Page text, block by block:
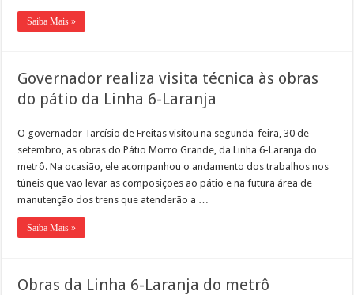
Saiba Mais »
Governador realiza visita técnica às obras
do pátio da Linha 6-Laranja
O governador Tarcísio de Freitas visitou na segunda-feira, 30 de
setembro, as obras do Pátio Morro Grande, da Linha 6-Laranja do
metrô. Na ocasião, ele acompanhou o andamento dos trabalhos nos
túneis que vão levar as composições ao pátio e na futura área de
manutenção dos trens que atenderão a …
Saiba Mais »
Obras da Linha 6-Laranja do metrô